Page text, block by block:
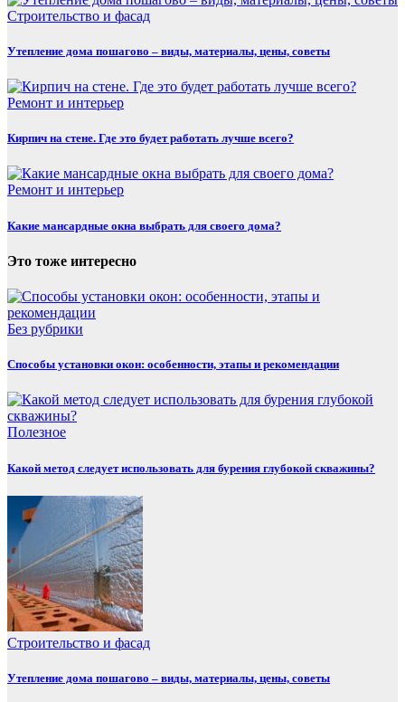
Строительство и фасад
Утепление дома пошагово – виды, материалы, цены, советы
Ремонт и интерьер
Кирпич на стене. Где это будет работать лучше всего?
Ремонт и интерьер
Какие мансардные окна выбрать для своего дома?
Это тоже интересно
Без рубрики
Способы установки окон: особенности, этапы и рекомендации
Полезнoe
Какой метод следует использовать для бурения глубокой скважины?
Строительство и фасад
Утепление дома пошагово – виды, материалы, цены, советы